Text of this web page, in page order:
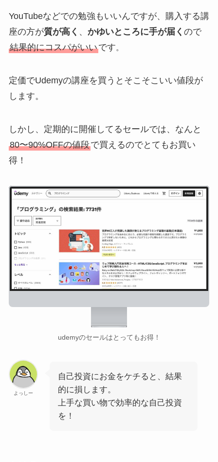
YouTubeなどでの勉強もいいんですが、購入する講
座の方が質が高く 、 かゆいところに手が届く ので
結果的にコスパがいいです。
定価でUdemyの講座を買うとそこそこいい値段が
します。
しかし、定期的に開催してるセールでは、なんと
80〜90%OFFの値段で買えるのでとてもお買い
得！
udemyのセールはとってもお得！
よっしー
自己投資にお金をケチると、結果
的に損します。
上手な買い物で効率的な自己投資
を！